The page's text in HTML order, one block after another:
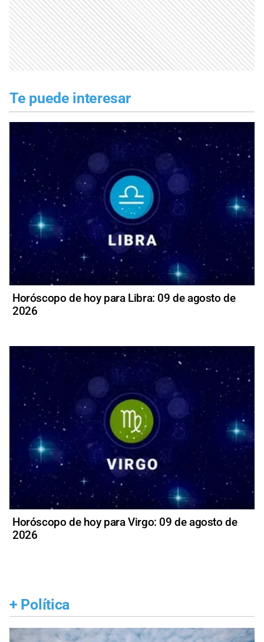
Te puede interesar
Horóscopo de hoy para Libra: 09 de agosto de
2026
Horóscopo de hoy para Virgo: 09 de agosto de
2026
+ Política